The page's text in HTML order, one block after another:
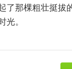
了那棵粗壮挺拔
光。